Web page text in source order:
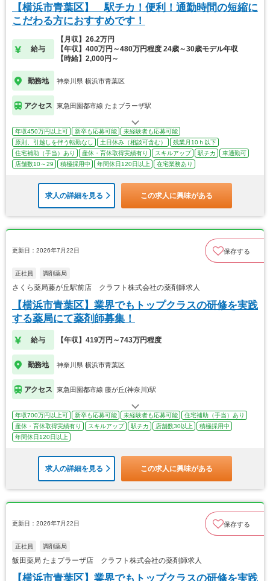
【横浜市青葉区】 駅チカ！便利！通勤時間の短縮に
こだわる方におすすめです！
給与
【月収】26.2万円
【年収】400万円～480万円程度 24歳～30歳モデル年収
【時給】2,000円～
勤務地 神奈川県 横浜市青葉区
アクセス 東急田園都市線 たまプラーザ駅
年収450万円以上可 新卒も応募可能
未経験者も応募可能
原則、引越しを伴う転勤なし
土日休み（相談可含む）
残業月10ｈ以下
住宅補助（手当）あり
産休・育休取得実績有り スキルアップ 駅チカ
車通勤可
店舗数10～29
積極採用中 年間休日120日以上 在宅業務あり
求人の詳細を見る この求人に興味がある
更新日：2026年7月22日 保存する
正社員 調剤薬局
さくら薬局藤が丘駅前店 クラフト株式会社の薬剤師求人
【横浜市青葉区】業界でもトップクラスの研修を実践
する薬局にて薬剤師募集！
給与 【年収】419万円～743万円程度
勤務地 神奈川県 横浜市青葉区
アクセス 東急田園都市線 藤が丘(神奈川)駅
年収700万円以上可 新卒も応募可能 未経験者も応募可能
住宅補助（手当）あり
産休・育休取得実績有り
スキルアップ 駅チカ 店舗数30以上
積極採用中
年間休日120日以上
求人の詳細を見る この求人に興味がある
更新日：2026年7月22日 保存する
正社員 調剤薬局
飯田薬局 たまプラーザ店 クラフト株式会社の薬剤師求人
【横浜市青葉区】業界でもトップクラスの研修を実践